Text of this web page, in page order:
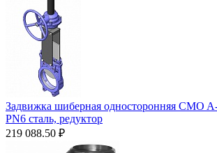
Задвижка шиберная односторонняя CMO
PN6 сталь, редуктор
219 088.50 ₽